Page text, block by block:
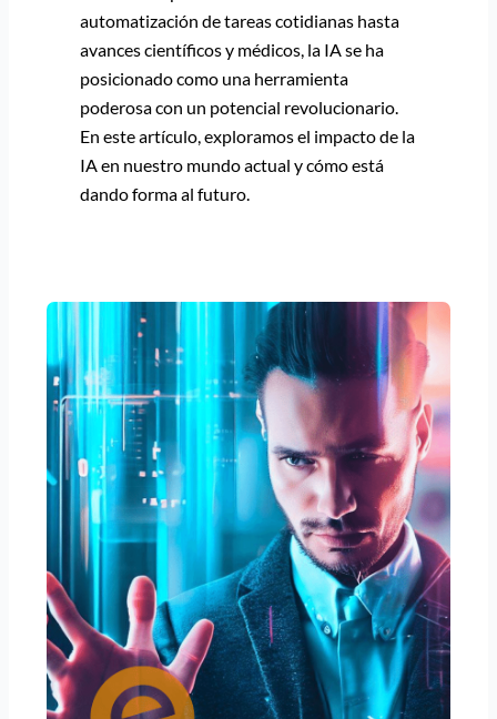
automatización de tareas cotidianas hasta
avances científicos y médicos, la IA se ha
posicionado como una herramienta
poderosa con un potencial revolucionario.
En este artículo, exploramos el impacto de la
IA en nuestro mundo actual y cómo está
dando forma al futuro.